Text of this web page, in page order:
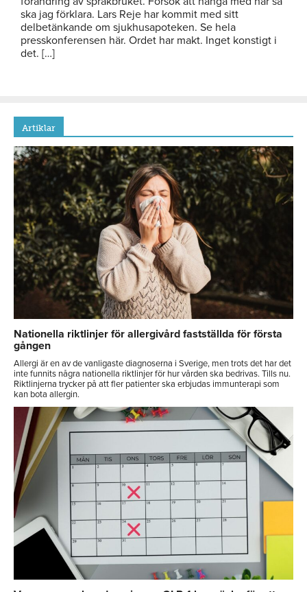
ska jag förklara. Lars Reje har kommit med sitt
delbetänkande om sjukhusapoteken. Se hela
presskonferensen här. Ordet har makt. Inget konstigt i
det. […]
Artiklar
Nationella riktlinjer för allergivård fastställda för första
gången
Allergi är en av de vanligaste diagnoserna i Sverige, men trots det har det
inte funnits några nationella riktlinjer för hur vården ska bedrivas. Tills nu.
Riktlinjerna trycker på att fler patienter ska erbjudas immunterapi som
kan bota allergin.